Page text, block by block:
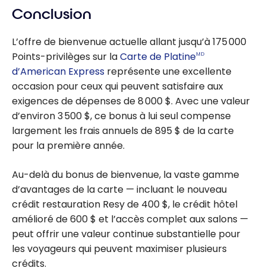
Conclusion
L’offre de bienvenue actuelle allant jusqu’à 175 000
Points-privilèges sur laCarte de PlatineMD
d’American Express représente une excellente
occasion pour ceux qui peuvent satisfaire aux
exigences de dépenses de 8 000 $. Avec une valeur
d’environ 3 500 $, ce bonus à lui seul compense
largement les frais annuels de 895 $ de la carte
pour la première année.
Au-delà du bonus de bienvenue, la vaste gamme
d’avantages de la carte — incluant le nouveau
crédit restauration Resy de 400 $, le crédit hôtel
amélioré de 600 $ et l’accès complet aux salons —
peut offrir une valeur continue substantielle pour
les voyageurs qui peuvent maximiser plusieurs
crédits.